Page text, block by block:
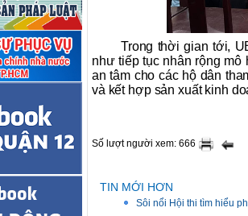
Trong thời gian tới,
như tiếp tục nhân rộng
an tâm cho các hộ dân
và kết hợp sản xuất kinh
Số lượt người xem: 666
TIN MỚI HƠN
Sôi nổi Hội thi tìm hiểu